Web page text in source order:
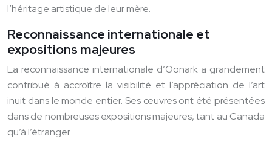
l’héritage artistique de leur mère.
Reconnaissance internationale et
expositions majeures
La reconnaissance internationale d’Oonark a grandement
contribué à accroître la visibilité et l’appréciation de l’art
inuit dans le monde entier. Ses œuvres ont été présentées
dans de nombreuses expositions majeures, tant au Canada
qu’à l’étranger.